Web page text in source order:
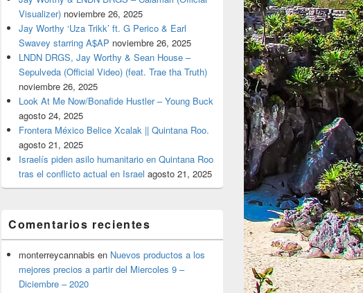
Visualizer) noviembre 26, 2025
Jay Worthy ‘Uza Trikk’ ft. G Perico & Earl
Swavey starring A$AP noviembre 26, 2025
LNDN DRGS, Jay Worthy & Sean House –
Sepulveda (Official Video) (feat. Trae tha Truth)
noviembre 26, 2025
Look At Me Now/Bonafide Hustler – Young Buck
agosto 24, 2025
Frontera México Belice Xcalak || Quintana Roo.
agosto 21, 2025
Israelís piden asilo humanitario en Quintana Roo
tras el conflicto actual en Israel agosto 21, 2025
Comentarios recientes
monterreycannabis en Nuevos productos a los
mejores precios a partir del Miercoles 9 –
Diciembre – 2020